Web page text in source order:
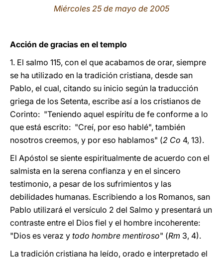
Miércoles 25 de mayo de 2005
Acción de gracias en el templo
1. El salmo 115, con el que acabamos de orar, siempre
se ha utilizado en la tradición cristiana, desde san
Pablo, el cual, citando su inicio según la traducción
griega de los Setenta, escribe así a los cristianos de
Corinto: "Teniendo aquel espíritu de fe conforme a lo
que está escrito: "Creí, por eso hablé", también
nosotros creemos, y por eso hablamos" (2 Co 4, 13).
El Apóstol se siente espiritualmente de acuerdo con el
salmista en la serena confianza y en el sincero
testimonio, a pesar de los sufrimientos y las
debilidades humanas. Escribiendo a los Romanos, san
Pablo utilizará el versículo 2 del Salmo y presentará un
contraste entre el Dios fiel y el hombre incoherente:
"Dios es veraz y todo hombre mentiroso" (Rm 3, 4).
La tradición cristiana ha leído, orado e interpretado el